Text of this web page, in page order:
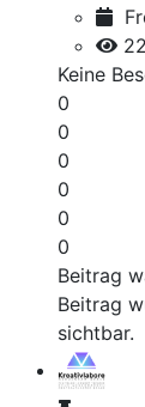
Keine
0
0
0
0
0
0
Beitrag
Beitrag
sichtbar.